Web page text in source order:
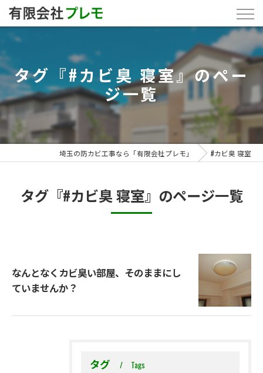
タグ『#カビ臭 寝室』のペー
ジ一覧
埼玉の防カビ工事なら「有限会社プレモ」 #カビ臭 寝室
タグ『#カビ臭 寝室』のページ一覧
なんとなくカビ臭い部屋、そのままにし
ていませんか？
タグ Tags